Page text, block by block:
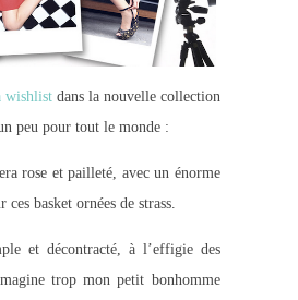
wishlistdans la nouvelle collection
peu pour tout le monde :
rose et pailleté, avec un énorme
basket ornées de strass.
et décontracté, à l’effigie des
trop mon petit bonhomme